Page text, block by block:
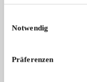
Notwendig
Präferenzen
Startmaschine für